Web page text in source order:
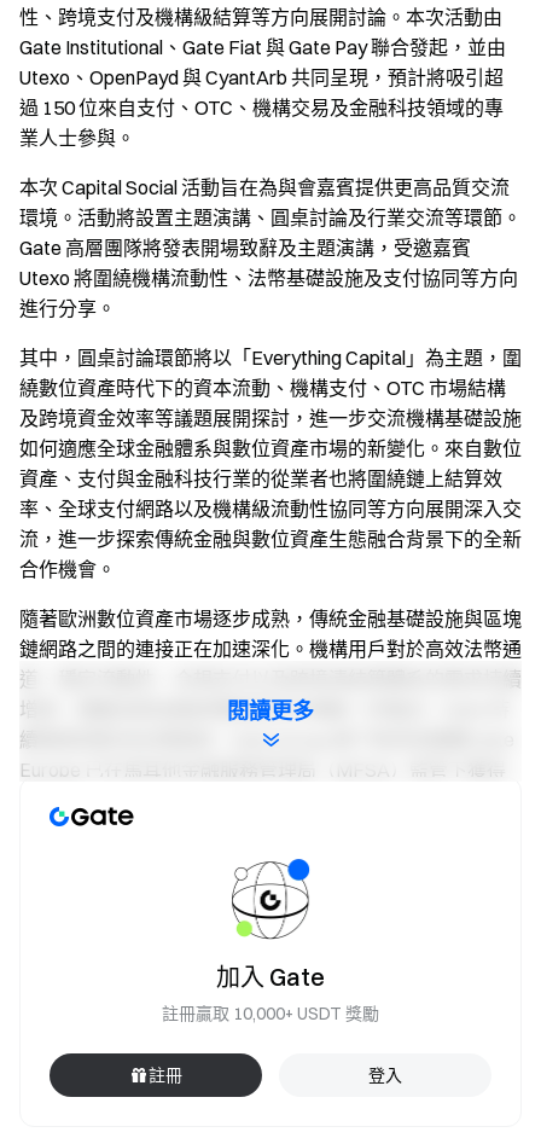
性、跨境支付及機構級結算等方向展開討論。本次活動由
Gate Institutional、Gate Fiat 與 Gate Pay 聯合發起，並由
Utexo、OpenPayd 與 CyantArb 共同呈現，預計將吸引超
過 150 位來自支付、OTC、機構交易及金融科技領域的專
業人士參與。
本次 Capital Social 活動旨在為與會嘉賓提供更高品質交流
環境。活動將設置主題演講、圓桌討論及行業交流等環節。
Gate 高層團隊將發表開場致辭及主題演講，受邀嘉賓
Utexo 將圍繞機構流動性、法幣基礎設施及支付協同等方向
進行分享。
其中，圓桌討論環節將以「Everything Capital」為主題，圍
繞數位資產時代下的資本流動、機構支付、OTC 市場結構
及跨境資金效率等議題展開探討，進一步交流機構基礎設施
如何適應全球金融體系與數位資產市場的新變化。來自數位
資產、支付與金融科技行業的從業者也將圍繞鏈上結算效
率、全球支付網路以及機構級流動性協同等方向展開深入交
流，進一步探索傳統金融與數位資產生態融合背景下的全新
合作機會。
隨著歐洲數位資產市場逐步成熟，傳統金融基礎設施與區塊
鏈網路之間的連接正在加速深化。機構用戶對於高效法幣通
道、穩定流動性、合規支付以及跨境清結算體系的需求持續
增長，推動加密金融與傳統資本市場進一步融合。Gate 持
續推進其歐洲合規進程，Gate Group 旗下馬耳他實體 Gate
Europe 已在馬耳他金融服務管理局（MFSA）監管下獲得
性與鏈上結算能力之間的協同，正在成為數位資產行業的重
要基礎設施方向。通過 Gate Institutional、Gate Fiat 與
Gate Pay 等業務板塊的持續建設，Gate 正在進一步連接數
位資產市場與全球金融體系，並圍繞機構級流動性、支付網
路及跨境結算等方向持續完善相關能力建設。
免責聲明
閱讀更多
加入 Gate
註冊贏取 10,000+ USDT 獎勵
註冊 登入